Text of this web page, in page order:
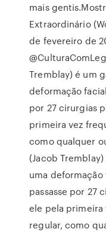
mais
Extraordinário
de fevereiro de
Tremblay) é um
deformação
por 27 cirurgias
primeira vez
como qualquer
(Jacob
uma
passasse por 27
ele pela primeira
regular, como